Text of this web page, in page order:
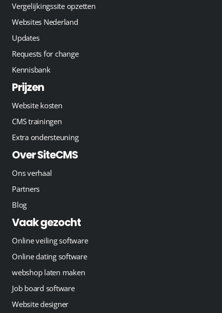
Vergelijkingssite opzetten
Websites Nederland
Updates
Requests for change
Kennisbank
Prijzen
Website kosten
CMS trainingen
Extra ondersteuning
Over SiteCMS
Ons verhaal
Partners
Blog
Vaak gezocht
Online veiling software
Online dating software
webshop laten maken
Job board software
Website designer